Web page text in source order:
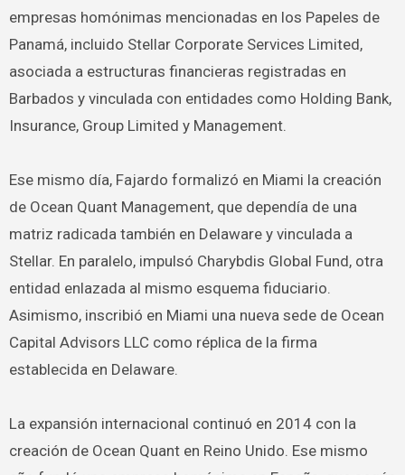
empresas homónimas mencionadas en los Papeles de
Panamá, incluido Stellar Corporate Services Limited,
asociada a estructuras financieras registradas en
Barbados y vinculada con entidades como Holding Bank,
Insurance, Group Limited y Management.
Ese mismo día, Fajardo formalizó en Miami la creación
de Ocean Quant Management, que dependía de una
matriz radicada también en Delaware y vinculada a
Stellar. En paralelo, impulsó Charybdis Global Fund, otra
entidad enlazada al mismo esquema fiduciario.
Asimismo, inscribió en Miami una nueva sede de Ocean
Capital Advisors LLC como réplica de la firma
establecida en Delaware.
La expansión internacional continuó en 2014 con la
creación de Ocean Quant en Reino Unido. Ese mismo